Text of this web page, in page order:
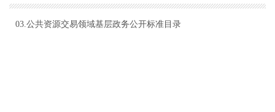
03.公共资源交易领域基层政务公开标准目录